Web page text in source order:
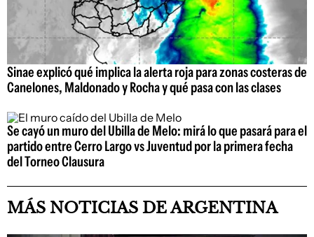
Sinae explicó qué implica la alerta roja para zonas costeras de
Canelones, Maldonado y Rocha y qué pasa con las clases
Se cayó un muro del Ubilla de Melo: mirá lo que pasará para el
partido entre Cerro Largo vs Juventud por la primera fecha
del Torneo Clausura
MÁS NOTICIAS DE ARGENTINA